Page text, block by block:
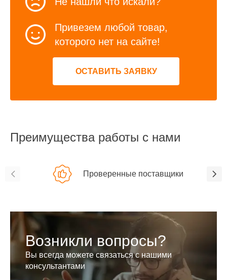
Привезем любой товар,
которого нет на сайте!
ОСТАВИТЬ ЗАЯВКУ
Преимущества работы с нами
Проверенные поставщики
Возникли вопросы?
Вы всегда можете связаться с нашими
консультантами